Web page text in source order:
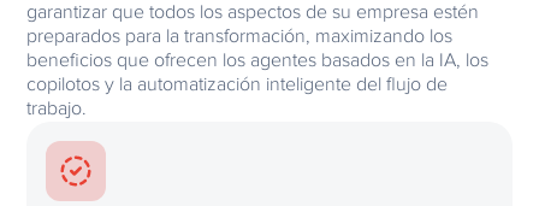
garantizar que todos los aspectos de su empresa estén
preparados para la transformación, maximizando los
beneficios que ofrecen los agentes basados en la IA, los
copilotos y la automatización inteligente del flujo de
trabajo.